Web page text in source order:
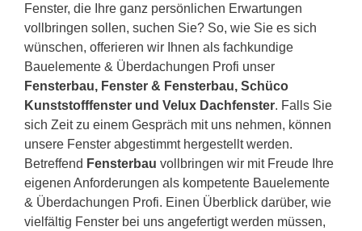
Fenster, die Ihre ganz persönlichen Erwartungen
vollbringen sollen, suchen Sie? So, wie Sie es sich
wünschen, offerieren wir Ihnen als fachkundige
Bauelemente & Überdachungen Profi unser
Fensterbau, Fenster & Fensterbau, Schüco
Kunststofffenster und Velux Dachfenster. Falls Sie
sich Zeit zu einem Gespräch mit uns nehmen, können
unsere Fenster abgestimmt hergestellt werden.
Betreffend Fensterbau vollbringen wir mit Freude Ihre
eigenen Anforderungen als kompetente Bauelemente
& Überdachungen Profi. Einen Überblick darüber, wie
vielfältig Fenster bei uns angefertigt werden müssen,